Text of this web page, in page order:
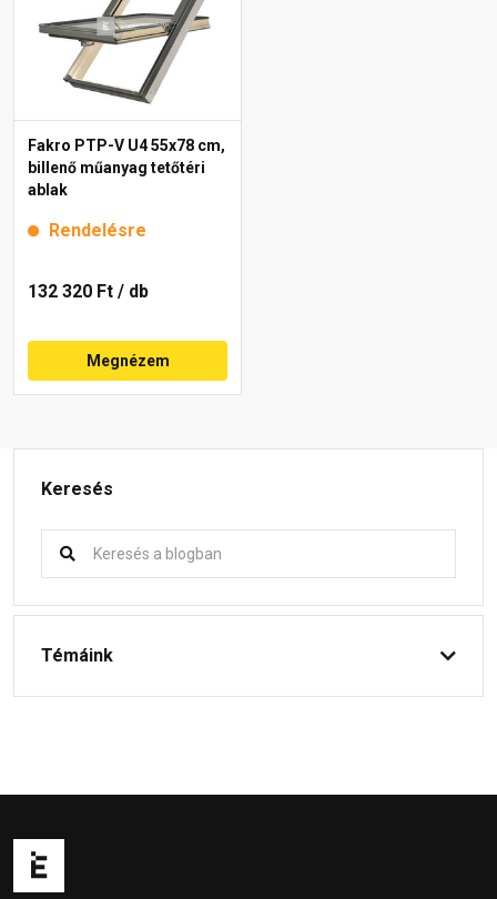
Fakro PTP-V U4 55x78 cm,
billenő műanyag tetőtéri
ablak
Rendelésre
132 320 Ft / db
Megnézem
Keresés
Témáink